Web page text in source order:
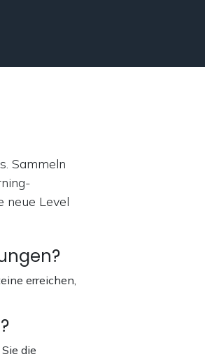
Sammeln
neue Level
erreichen,
die